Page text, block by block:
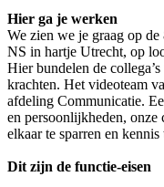
Hier ga je werken
We zien we je graag op
NS in hartje Utrecht, op
Hier bundelen de
krachten. Het videoteam
afdeling Communicatie.
en persoonlijkheden, onze
elkaar te sparren en kennis
Dit zijn de functie-eisen